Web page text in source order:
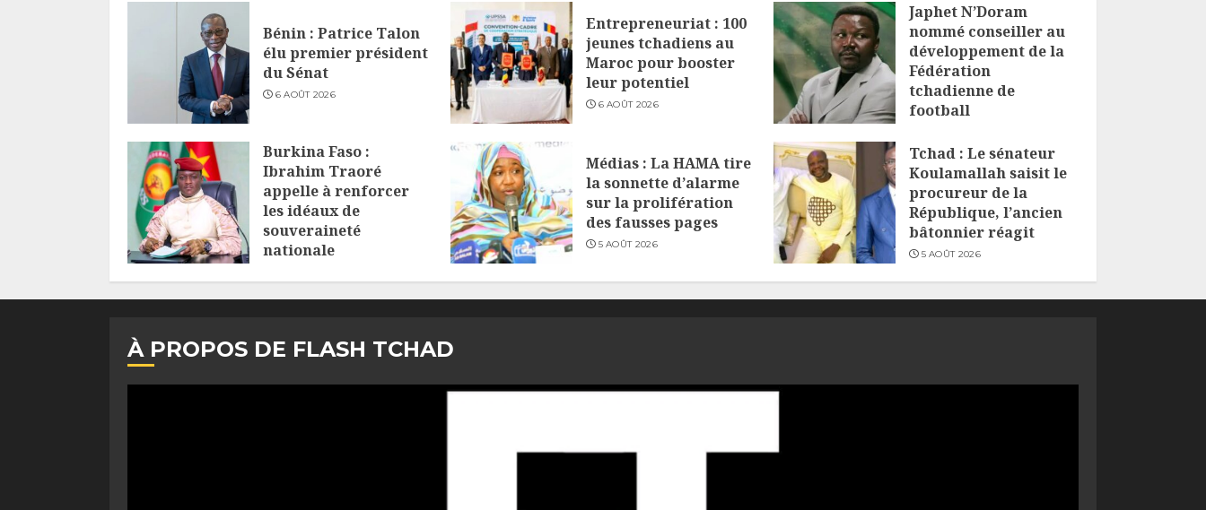
Bénin : Patrice Talon
élu premier président
du Sénat
6 AOÛT 2026
Entrepreneuriat : 100
jeunes tchadiens au
Maroc pour booster
leur potentiel
6 AOÛT 2026
Japhet N’Doram
nommé conseiller au
développement de la
Fédération
tchadienne de
football
Burkina Faso :
Ibrahim Traoré
appelle à renforcer
les idéaux de
souveraineté
nationale
Médias : La HAMA tire
la sonnette d’alarme
sur la prolifération
des fausses pages
5 AOÛT 2026
Tchad : Le sénateur
Koulamallah saisit le
procureur de la
République, l’ancien
bâtonnier réagit
5 AOÛT 2026
À PROPOS DE FLASH TCHAD